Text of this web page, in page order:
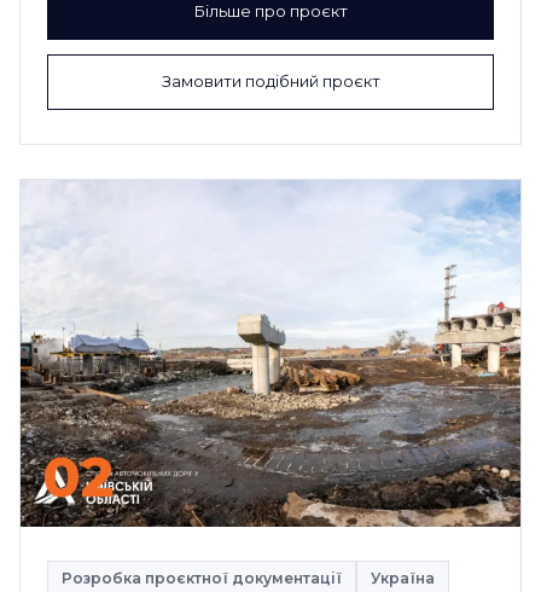
Більше про проєкт
Замовити подібний проєкт
02
Розробка проєктної документації Україна